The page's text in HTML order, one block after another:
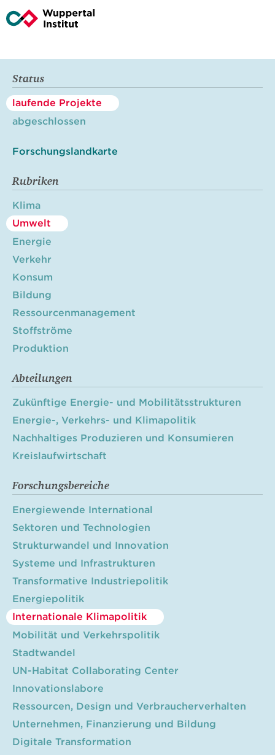
Status
laufende Projekte
abgeschlossen
Forschungslandkarte
Rubriken
Klima
Umwelt
Energie
Verkehr
Konsum
Bildung
Ressourcenmanagement
Stoffströme
Produktion
Abteilungen
Zukünftige Energie- und Mobilitätsstrukturen
Energie-, Verkehrs- und Klimapolitik
Nachhaltiges Produzieren und Konsumieren
Kreislaufwirtschaft
Forschungsbereiche
Energiewende International
Sektoren und Technologien
Strukturwandel und Innovation
Systeme und Infrastrukturen
Transformative Industriepolitik
Energiepolitik
Internationale Klimapolitik
Mobilität und Verkehrspolitik
Stadtwandel
UN-Habitat Collaborating Center
Innovationslabore
Ressourcen, Design und Verbraucherverhalten
Unternehmen, Finanzierung und Bildung
Digitale Transformation